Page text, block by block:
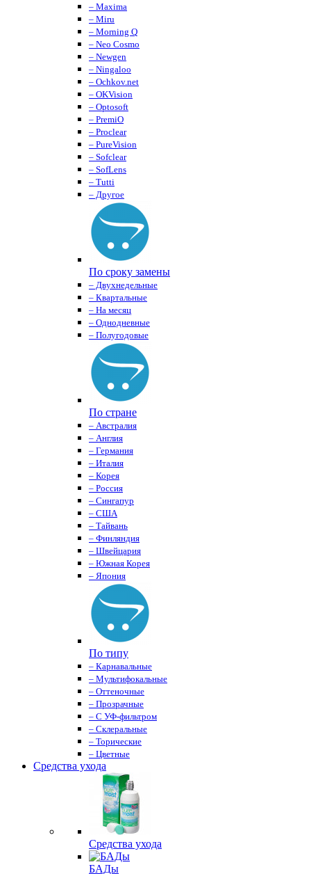
– Maxima
– Miru
– Morning Q
– Neo Cosmo
– Newgen
– Ningaloo
– Ochkov.net
– OKVision
– Optosoft
– PremiO
– Proclear
– PureVision
– Sofclear
– SofLens
– Tutti
– Другое
По сроку замены
– Двухнедельные
– Квартальные
– На месяц
– Однодневные
– Полугодовые
По стране
– Австралия
– Англия
– Германия
– Италия
– Корея
– Россия
– Сингапур
– США
– Тайвань
– Финляндия
– Швейцария
– Южная Корея
– Япония
По типу
– Карнавальные
– Мультифокальные
– Оттеночные
– Прозрачные
– С УФ-фильтром
– Склеральные
– Торические
– Цветные
Средства ухода
Средства ухода
БАДы